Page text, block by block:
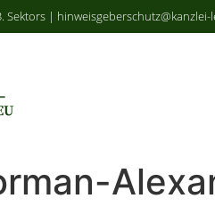
| hinweisgeberschutz@kanzlei-